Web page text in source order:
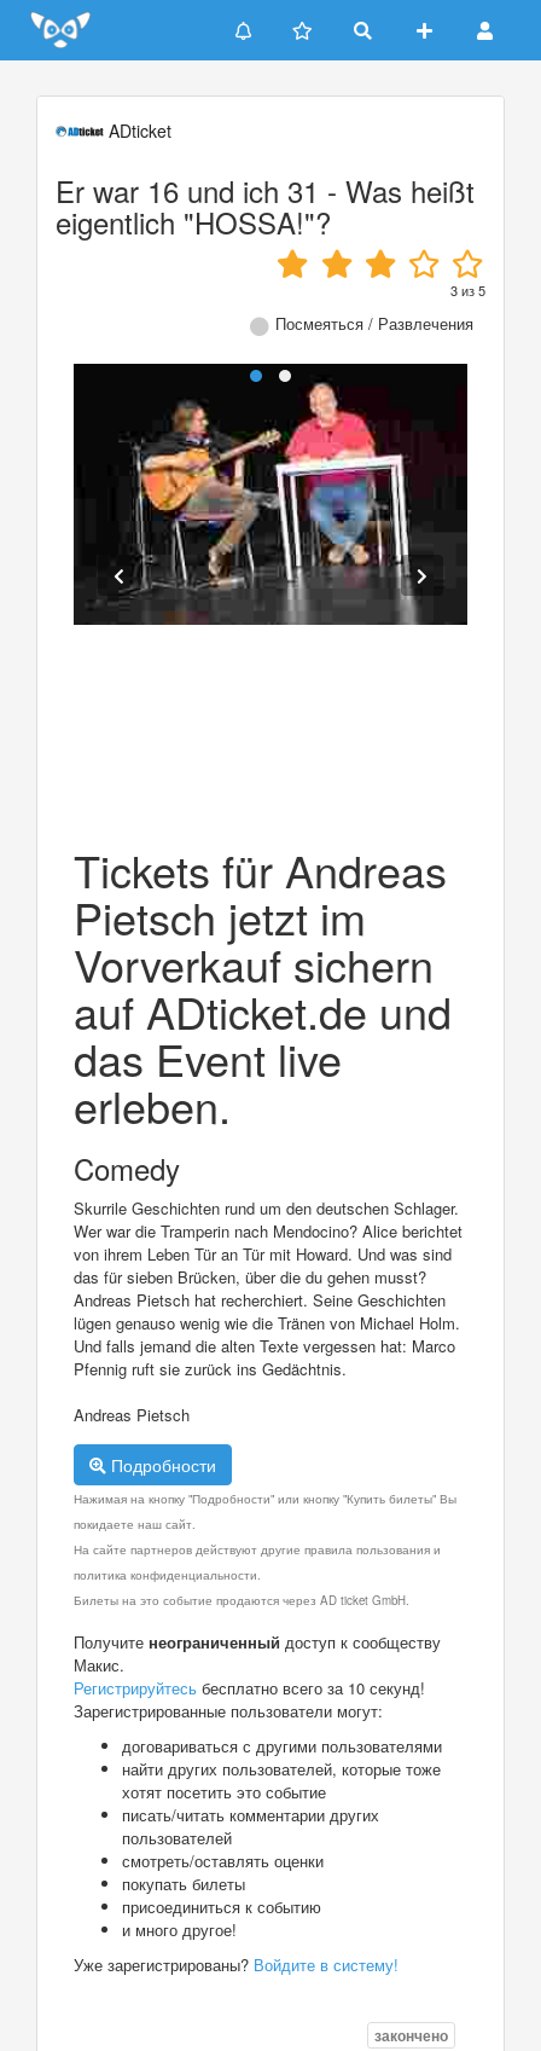
Update cookies preferences
ADticket
Er war 16 und ich 31 - Was heißt
eigentlich "HOSSA!"?
3из5
Посмеяться / Развлечения
Tickets für Andreas
Pietsch jetzt im
Vorverkauf sichern
auf ADticket.de und
das Event live
erleben.
Comedy
Skurrile Geschichten rund um den deutschen Schlager.
Wer war die Tramperin nach Mendocino? Alice berichtet
von ihrem Leben Tür an Tür mit Howard. Und was sind
das für sieben Brücken, über die du gehen musst?
Andreas Pietsch hat recherchiert. Seine Geschichten
lügen genauso wenig wie die Tränen von Michael Holm.
Und falls jemand die alten Texte vergessen hat: Marco
Pfennig ruft sie zurück ins Gedächtnis.
Andreas Pietsch
Подробности
Нажимая на кнопку "Подробности" или кнопку "Купить билеты" Вы
покидаете наш сайт.
На сайте партнеров действуют другие правила пользования и
политика конфиденциальности.
Билеты на это событие продаются через AD ticket GmbH.
Получите неограниченный доступ к сообществу
Макис.
Регистрируйтесь бесплатно всего за 10 секунд!
Зарегистрированные пользователи могут:
договариваться с другими пользователями
найти других пользователей, которые тоже
хотят посетить это событие
писать/читать комментарии других
пользователей
смотреть/оставлять оценки
покупать билеты
присоединиться к событию
и много другое!
Уже зарегистрированы? Войдите в систему!
закончено